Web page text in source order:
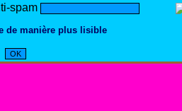
spam
de manière plus lisible